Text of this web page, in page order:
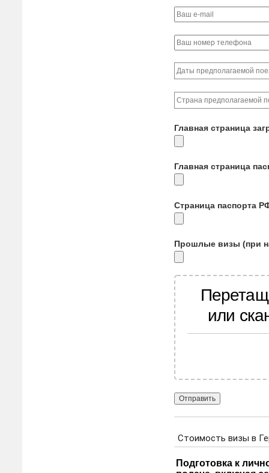
Главная страница
Главная страница
Страница паспорта
Прошлые визы (при
или